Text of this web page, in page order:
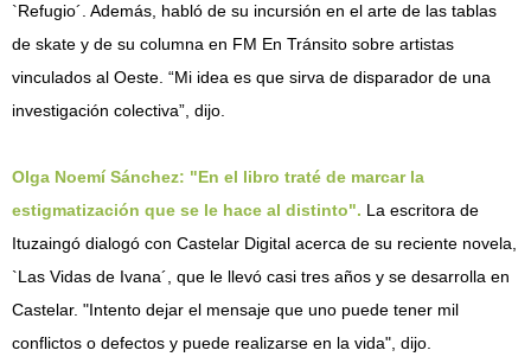
`Refugio´. Además, habló de su incursión en el arte de las tablas
de skate y de su columna en FM En Tránsito sobre artistas
vinculados al Oeste. “Mi idea es que sirva de disparador de una
investigación colectiva”, dijo.
Olga Noemí Sánchez: "En el libro traté de marcar la
estigmatización que se le hace al distinto". La escritora de
Ituzaingó dialogó con Castelar Digital acerca de su reciente novela,
`Las Vidas de Ivana´, que le llevó casi tres años y se desarrolla en
Castelar. "Intento dejar el mensaje que uno puede tener mil
conflictos o defectos y puede realizarse en la vida", dijo.